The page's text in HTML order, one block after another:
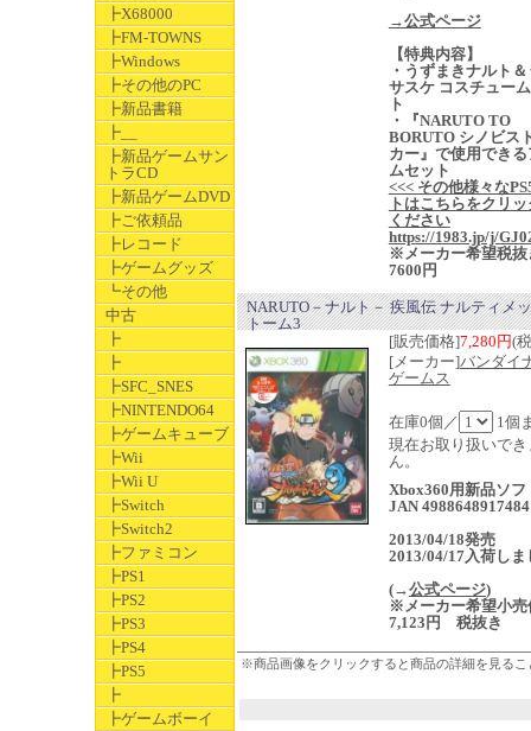
┣X68000
┣FM-TOWNS
┣Windows
┣その他のPC
┣新品書籍
┣__
┣新品ゲームサン
トラCD
┣新品ゲームDVD
┣ご依頼品
┣レコード
┣ゲームグッズ
┗その他
中古
┣
┣
┣SFC_SNES
┣NINTENDO64
┣ゲームキューブ
┣Wii
┣Wii U
┣Switch
┣Switch2
┣ファミコン
┣PS1
┣PS2
┣PS3
┣PS4
┣PS5
┣
┣ゲームボーイ
→公式ページ
【特典内容】
・うずまきナルト
サスケ コスチュー
ト
・『NARUTO TO
BORUTO シノビス
カー』で使用でき
ムセット
<<< その他様々な
トはこちらをクリ
ください
https://1983.jp/j/
※メーカー希望税抜
7600円
NARUTO－ナルト－ 疾風伝 ナルティメ
トーム3
[販売価格]7,280円(
[メーカー]バンダイ
ゲームス
在庫0個／
1個
現在お取り扱いでき
ん。
Xbox360用新品ソ
JAN 4988648917484
2013/04/18発売
2013/04/17入荷しま
(→公式ページ)
※メーカー希望小売
7,123円 税抜き
※商品画像をクリックすると商品の詳細を見るこ